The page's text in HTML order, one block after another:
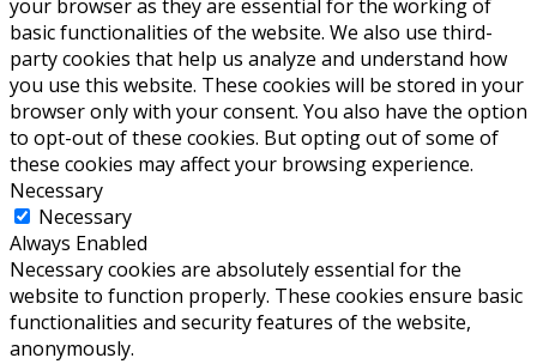
your browser as they are essential for the working of
basic functionalities of the website. We also use third-
party cookies that help us analyze and understand how
you use this website. These cookies will be stored in your
browser only with your consent. You also have the option
to opt-out of these cookies. But opting out of some of
these cookies may affect your browsing experience.
Necessary
Necessary
Always Enabled
Necessary cookies are absolutely essential for the
website to function properly. These cookies ensure basic
functionalities and security features of the website,
anonymously.